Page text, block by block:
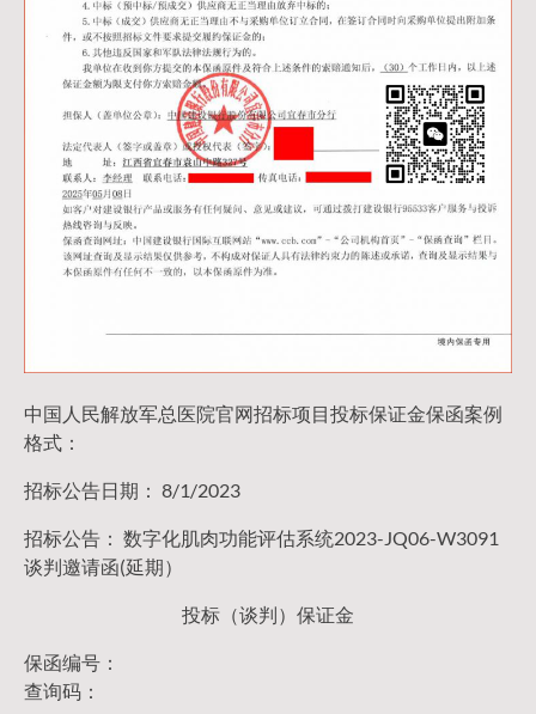
中国人民解放军总医院官网招标项目投标保证金保函案例
格式：
招标公告日期： 8/1/2023
招标公告： 数字化肌肉功能评估系统2023-JQ06-W3091
谈判邀请函(延期）
投标（谈判）保证金
保函编号：
查询码：